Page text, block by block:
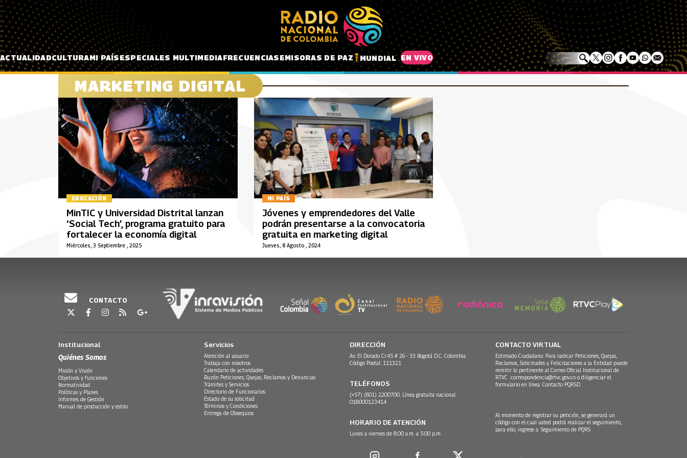
Pasar al contenido principal
ACTUALIDADCULTURAMI PAÍSESPECIALES MULTIMEDIAFRECUENCIASEMISORAS DE PAZ MUNDIAL EN VIVO
MARKETING DIGITAL
EDUCACIÓN
Miércoles, 3 Septiembre , 2025
MinTIC y Universidad Distrital lanzan
‘Social Tech’, programa gratuito para
fortalecer la economía digital
MI PAÍS
Jueves, 8 Agosto , 2024
Jóvenes y emprendedores del Valle
podrán presentarse a la convocatoria
gratuita en marketing digital
CONTACTO
Institucional
Quiénes Somos
Misión y Visión
Objetivos y funciones
Normatividad
Políticas y Planes
Informes de Gestión
Manual de producción y estilo
Servicios
Atención al usuario
Trabaja con nosotros
Calendario de actividades
Buzón Peticiones, Quejas, Reclamos y Denuncias
Trámites y Servicios
Directorio de Funcionarios
Estado de su solicitud
Términos y Condiciones
Entrega de Obsequios
DIRECCIÓN
Av. El Dorado Cr.45 # 26 - 33 Bogotá D.C. Colombia.
Código Postal: 111321
TELÉFONOS
(+57) (601) 2200700. Línea gratuita nacional:
018000123414
HORARIO DE ATENCIÓN
Lunes a viernes de 8:00 a.m. a 5:00 p.m.
CONTACTO VIRTUAL
Estimado Ciudadano: Para radicar Peticiones, Quejas,
Reclamos, Solicitudes y Felicitaciones a la Entidad puede
remitir lo pertinente al Correo Oficial Institucional de
RTVC correspondencia@rtvc.gov.co o diligenciar el
formulario en línea: Contacto PQRSD.
Al momento de registrar su petición, se generará un
código con el cual usted podrá realizar el seguimiento,
para ello, ingrese a: Seguimiento de PQRS